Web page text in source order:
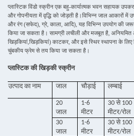
प्लास्टिक विंडो स्क्रीन एक बहु-कार्यात्मक भवन सहायक
और गोपनीयता में वृद्धि को जोड़ती है।विभिन्न जाल आकारों
और रंग (सफेद), ग्रे, काला, आदि), यह विभिन्न उपयोग की
किया जा सकता है। सामग्री लचीली और मजबूत है,
खिड़कियां,खिड़कियां) काटकर, और इसे स्थिर स्थापना के लिए
चुंबकीय फ्रेम से तय किया जा सकता है।
प्लास्टिक की खिड़की स्क्रीन
उत्पाद का नाम जाल चौड़ाई लम्बाई
20
जाल
1-6
मीटर
30 से 100
मीटर/रोल
30
जाल
1-6
मीटर
30 से 100
मीटर/रोल